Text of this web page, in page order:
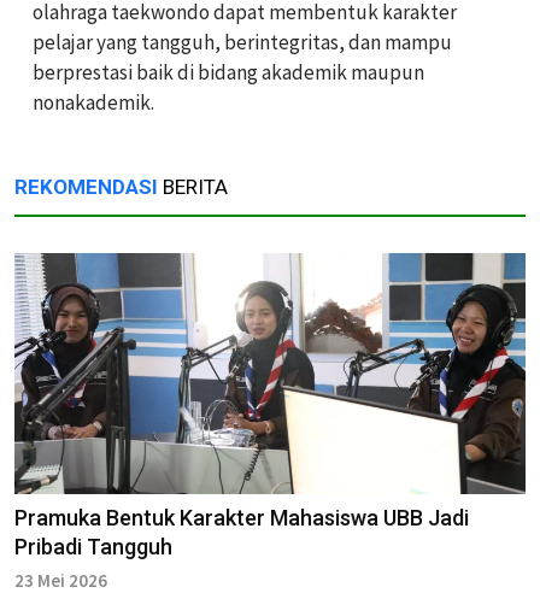
olahraga taekwondo dapat membentuk karakter
pelajar yang tangguh, berintegritas, dan mampu
berprestasi baik di bidang akademik maupun
nonakademik.
REKOMENDASI BERITA
Pramuka Bentuk Karakter Mahasiswa UBB Jadi
Pribadi Tangguh
23 Mei 2026